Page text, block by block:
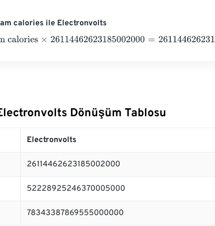
calories ile Electronvolts
×26114462623185002000=261144626231850000000
Dönüşüm Tablosu
Electronvolts
26114462623185002000
52228925246370005000
78343387869555000000